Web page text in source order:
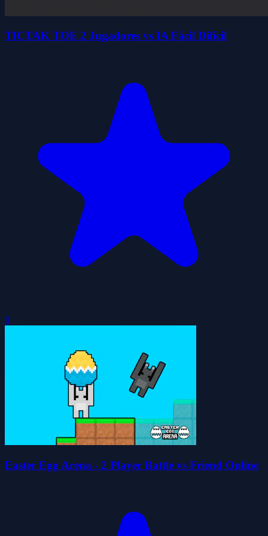
TICTAK TOE 2 Jugadores vs IA Fácil Difícil
0
Easter Egg Arena - 2 Player Battle vs Friend Online